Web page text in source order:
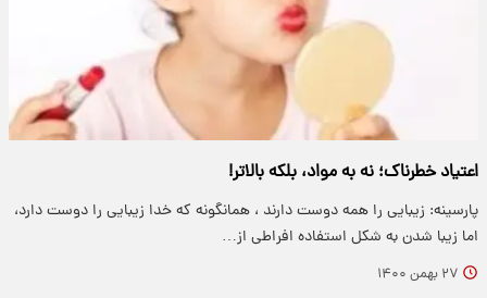
اعتیاد خطرناک؛ نه به مواد، بلکه بالاتر!
پارسینه: زیبایی را همه دوست دارند ، همانگونه که خدا زیبایی را دوست دارد،
اما زیبا شدن به شکل استفاده افراطی از…
۲۷ بهمن ۱۴۰۰